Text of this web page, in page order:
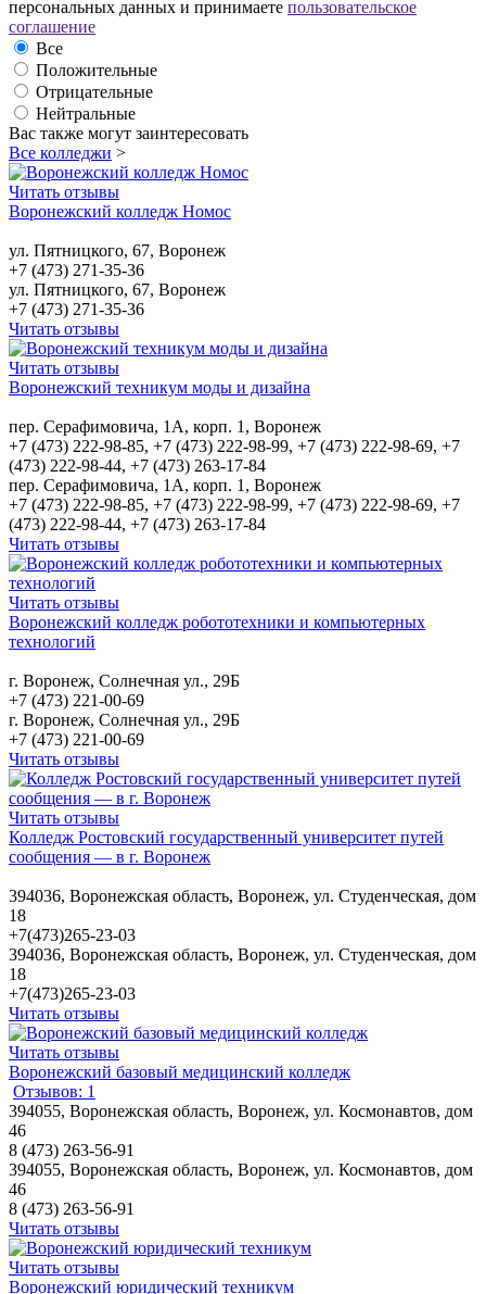
персональных данных и принимаете пользовательское
соглашение
Все
Положительные
Отрицательные
Нейтральные
Вас также могут заинтересовать
Все колледжи >
Читать отзывы
Воронежский колледж Номос
ул. Пятницкого, 67, Воронеж
+7 (473) 271-35-36
ул. Пятницкого, 67, Воронеж
+7 (473) 271-35-36
Читать отзывы
Читать отзывы
Воронежский техникум моды и дизайна
пер. Серафимовича, 1А, корп. 1, Воронеж
+7 (473) 222-98-85, +7 (473) 222-98-99, +7 (473) 222-98-69, +7
(473) 222-98-44, +7 (473) 263-17-84
пер. Серафимовича, 1А, корп. 1, Воронеж
+7 (473) 222-98-85, +7 (473) 222-98-99, +7 (473) 222-98-69, +7
(473) 222-98-44, +7 (473) 263-17-84
Читать отзывы
Читать отзывы
Воронежский колледж робототехники и компьютерных
технологий
г. Воронеж, Солнечная ул., 29Б
+7 (473) 221-00-69
г. Воронеж, Солнечная ул., 29Б
+7 (473) 221-00-69
Читать отзывы
Читать отзывы
Колледж Ростовский государственный университет путей
сообщения — в г. Воронеж
394036, Воронежская область, Воронеж, ул. Студенческая, дом
18
+7(473)265-23-03
394036, Воронежская область, Воронеж, ул. Студенческая, дом
18
+7(473)265-23-03
Читать отзывы
Читать отзывы
Воронежский базовый медицинский колледж
Отзывов: 1
394055, Воронежская область, Воронеж, ул. Космонавтов, дом
46
8 (473) 263-56-91
394055, Воронежская область, Воронеж, ул. Космонавтов, дом
46
8 (473) 263-56-91
Читать отзывы
Читать отзывы
Воронежский юридический техникум